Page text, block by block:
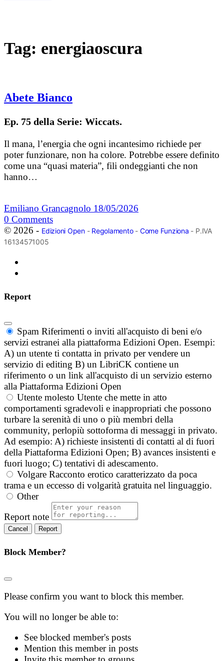
Tag: energiaoscura
Abete Bianco
Ep. 75 della Serie: Wiccats.
Il mana, l’energia che ogni incantesimo richiede per
poter funzionare, non ha colore. Potrebbe essere definito
come una “quasi materia”, fili ondeggianti che non
hanno…
Emiliano Grancagnolo 18/05/2026
0 Comments
© 2026 - Edizioni Open- Regolamento- Come Funziona - P.IVA
16134571005
Report
Spam Riferimenti o inviti all'acquisto di beni e/o
servizi estranei alla piattaforma Edizioni Open. Esempi:
A) un utente ti contatta in privato per vendere un
servizio di editing B) un LibriCK contiene un
riferimento o un link all'acquisto di un servizio esterno
alla Piattaforma Edizioni Open
Utente molesto Utente che mette in atto
comportamenti sgradevoli e inappropriati che possono
turbare la serenità di uno o più membri della
community, perlopiù sottoforma di messaggi in privato.
Ad esempio: A) richieste insistenti di contatti al di fuori
della Piattaforma Edizioni Open; B) avances insistenti e
fuori luogo; C) tentativi di adescamento.
Volgare Racconto erotico caratterizzato da poca
trama e un eccesso di volgarità gratuita nel linguaggio.
Other
Report note
Report
Block Member?
Please confirm you want to block this member.
You will no longer be able to:
See blocked member's posts
Mention this member in posts